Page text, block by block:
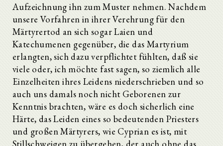
Aufzeichnung ihn zum Muster nehmen. Nachdem
unsere Vorfahren in ihrer Verehrung für den
Märtyrertod an sich sogar Laien und
Katechumenen gegenüber, die das Martyrium
erlangten, sich dazu verpflichtet fühlten, daß sie
viele oder, ich möchte fast sagen, so ziemlich alle
Einzelheiten ihres Leidens niederschrieben und so
auch uns damals noch nicht Geborenen zur
Kenntnis brachten, wäre es doch sicherlich eine
Härte, das Leiden eines so bedeutenden Priesters
und großen Märtyrers, wie Cyprian es ist, mit
Stillschweigen zu übergehen, der auch ohne das